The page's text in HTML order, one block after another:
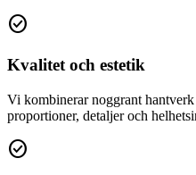
check_circle
Kvalitet och estetik
Vi kombinerar noggrant
proportioner, detaljer och
check_circle